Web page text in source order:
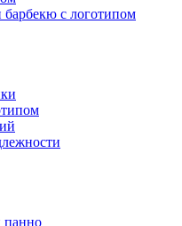
с логотипом
панно